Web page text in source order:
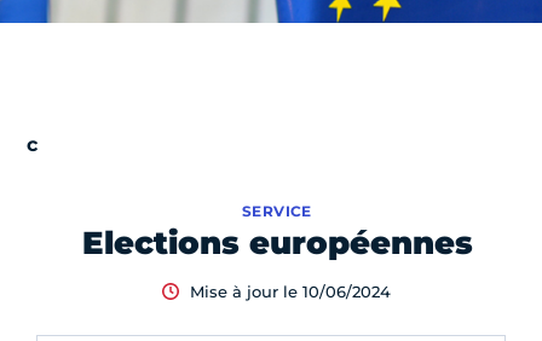
Elections européennes
SERVICE
Mise à jour le 10/06/2024